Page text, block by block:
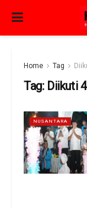
Home Tag
Tag: Diikuti
NUSANTARA